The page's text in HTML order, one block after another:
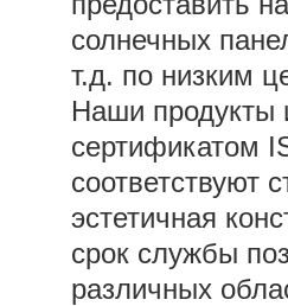
солнечных
т.д. по низким
Наши продукты
сертификатом
соответствуют
эстетичная
срок службы
различных